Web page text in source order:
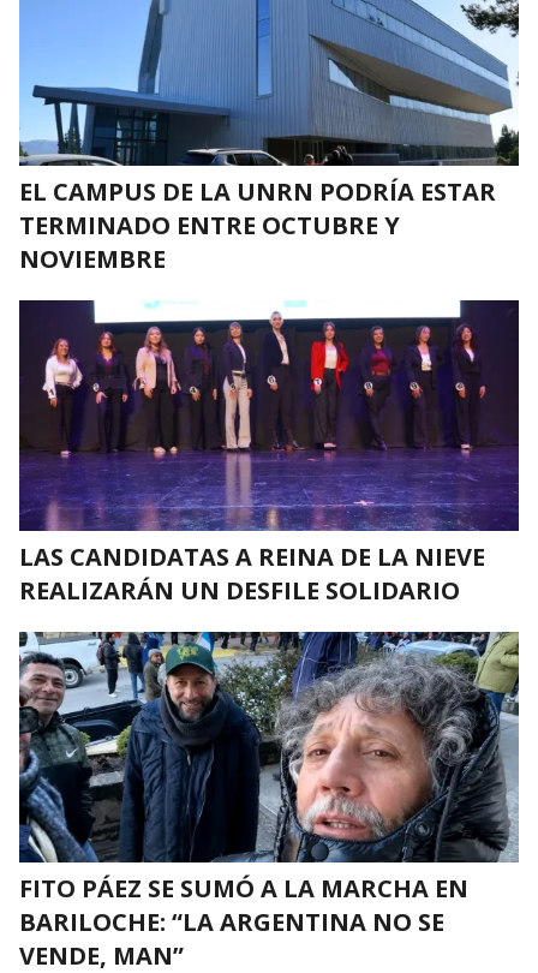
EL CAMPUS DE LA UNRN PODRÍA ESTAR
TERMINADO ENTRE OCTUBRE Y
NOVIEMBRE
LAS CANDIDATAS A REINA DE LA NIEVE
REALIZARÁN UN DESFILE SOLIDARIO
FITO PÁEZ SE SUMÓ A LA MARCHA EN
BARILOCHE: “LA ARGENTINA NO SE
VENDE, MAN”